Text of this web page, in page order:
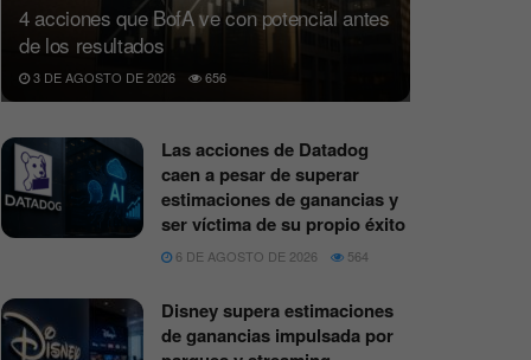
4 acciones que BofA ve con potencial antes
de los resultados
3 DE AGOSTO DE 2026 656
Las acciones de Datadog
caen a pesar de superar
estimaciones de ganancias y
ser víctima de su propio éxito
6 DE AGOSTO DE 2026 564
Disney supera estimaciones
de ganancias impulsada por